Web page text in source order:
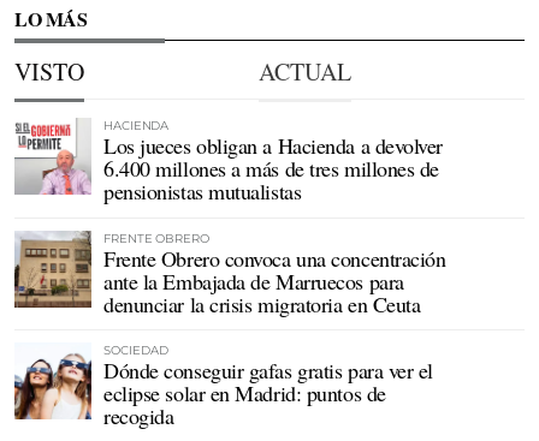
LO MÁS
VISTO ACTUAL
HACIENDA
Los jueces obligan a Hacienda a devolver
6.400 millones a más de tres millones de
pensionistas mutualistas
FRENTE OBRERO
Frente Obrero convoca una concentración
ante la Embajada de Marruecos para
denunciar la crisis migratoria en Ceuta
SOCIEDAD
Dónde conseguir gafas gratis para ver el
eclipse solar en Madrid: puntos de
recogida